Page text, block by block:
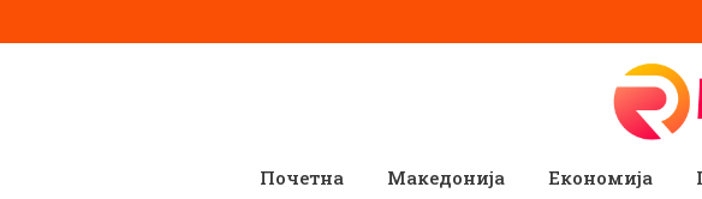
Почетна Македонија Економија